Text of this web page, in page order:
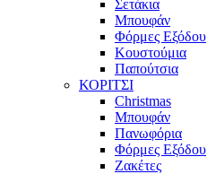
Σετάκια
Μπουφάν
Φόρμες Εξόδου
Κουστούμια
Παπούτσια
ΚΟΡΙΤΣΙ
Christmas
Μπουφάν
Πανωφόρια
Φόρμες Εξόδου
Ζακέτες